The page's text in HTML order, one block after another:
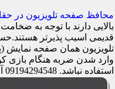
محافظ صفحه تلویزیون در
بالایی دارند با توجه به
قدیمی اسیب پذیرتر
تلویزیون همان صفحه نمایش
وارد شدن ضربه هنگام بازی
استفاده نباشد. 09194294548 آقای جوادی